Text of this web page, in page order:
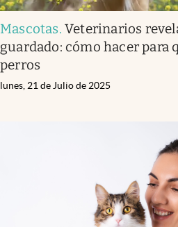
Mascotas.Veterinarios
guardado: cómo hacer para
perros
lunes, 21 de Julio de 2025